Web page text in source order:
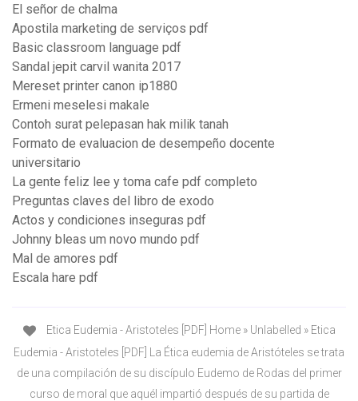
El señor de chalma
Apostila marketing de serviços pdf
Basic classroom language pdf
Sandal jepit carvil wanita 2017
Mereset printer canon ip1880
Ermeni meselesi makale
Contoh surat pelepasan hak milik tanah
Formato de evaluacion de desempeño docente
universitario
La gente feliz lee y toma cafe pdf completo
Preguntas claves del libro de exodo
Actos y condiciones inseguras pdf
Johnny bleas um novo mundo pdf
Mal de amores pdf
Escala hare pdf
Etica Eudemia - Aristoteles [PDF] Home » Unlabelled » Etica
Eudemia - Aristoteles [PDF] La Ética eudemia de Aristóteles se trata
de una compilación de su discípulo Eudemo de Rodas del primer
curso de moral que aquél impartió después de su partida de